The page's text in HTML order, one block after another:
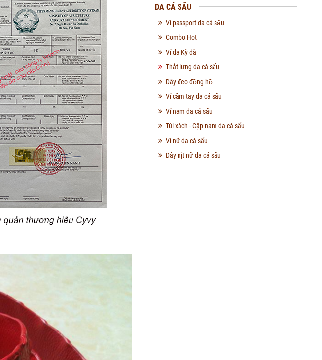
DA CÁ SẤU
Ví passport da cá sấu
Combo Hot
Ví da Kỳ đà
Thắt lưng da cá sấu
Dây đeo đồng hồ
Ví cầm tay da cá sấu
Ví nam da cá sấu
Túi xách - Cặp nam da cá sấu
Ví nữ da cá sấu
Dây nịt nữ da cá sấu